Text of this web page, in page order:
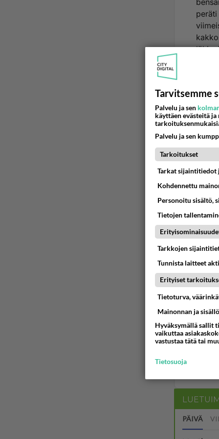
noin
tekoa.
jos
osat
PÄIVÄ
Tarvitsemme
Palvelu ja sen
käyttäen evästeitä
Palvelu ja sen
Tarkoitukset
Tarkat sijaintitiedot
Kohdennettu
Personoitu sisältö,
Tietojen
Tarkkojen
Tunnista laitteet
Erityiset
Tietoturva,
Mainonnan ja
Hyväksymällä sallit
vaikuttaa
vastustaa tätä tai
Tietosuoja